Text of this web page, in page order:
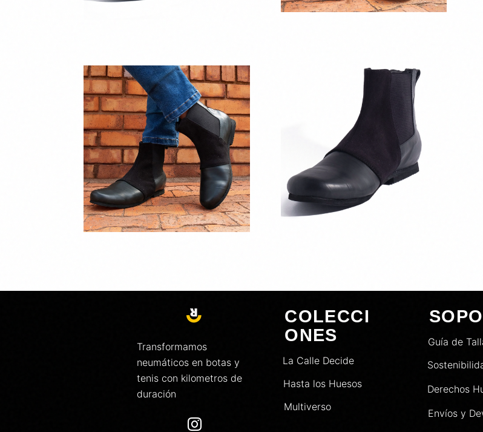
Transformamos
neumáticos en botas y
tenis con kilometros de
duración

COLECCI
ONES
La Calle Decide
Hasta los Huesos
Multiverso
Guía de
Derechos
Envíos y